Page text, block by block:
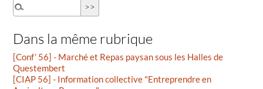
Dans la même rubrique
[Conf’ 56] - Marché et Repas paysan sous les Halles de
Questembert
[CIAP 56] - Information collective "Entreprendre en